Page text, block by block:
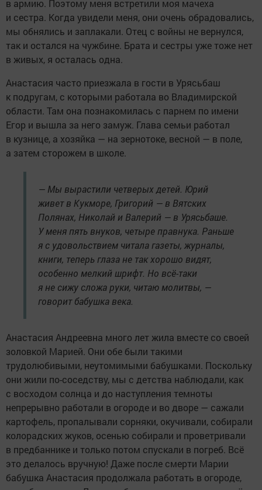
в армию. Поэтому меня встретили моя мачеха
и сестра. Когда увидели меня, они очень обрадовались,
мы обнялись и заплакали. Отец с войны не вернулся,
так и остался на чужбине. Брата и сестры уже тоже нет
в живых, я осталась одна.
Анастасия часто приезжала в гости в Урясьбаш
к подругам, с которыми работала во Владимирской
области. Там она познакомилась с парнем по имени
Егор и вышла за него замуж. Глава семьи работал
в кузнице, а хозяйка — на зернотоке, весной — в поле,
а затем сторожем в школе.
— Мы вырастили четверых детей. Юрий
живет в Кукморе, Григорий — в Вятских
Полянах, Николай и Валерий — в Урясьбаше.
У меня пять внуков, четыре правнука. Раньше
я с удовольствием читала газеты, журналы,
книги, теперь глаза не так хорошо видят,
особенно мелкий шрифт. Но всё-таки
я не сижу сложа руки, читаю молитвы, —
говорит бабушка века.
Анастасия Андреевна много лет жила вместе со своей
золовкой Марией. Они обе были такими
трудолюбивыми, неутомимыми бабушками. Поскольку
они жили по-соседству, мы с детства наблюдали, как
с восходом солнца и до наступления темноты
непрерывно работали в огороде и во дворе — сажали
картофель, пропалывали сорняки, окучивали, собирали
колорадских жуков, осенью собирали и проветривали
в предбаннике и только потом спускали в погреб. Всё
это делалось вручную! Даже после смерти Марии
бабушка Анастасия продолжала работать в огороде,